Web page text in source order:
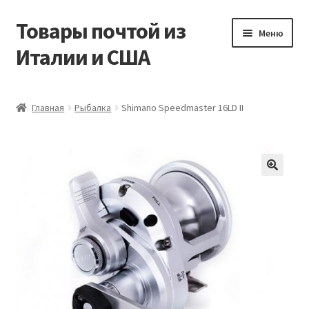
Перейти
навигации
Перейти
содержимому
Товары почтой из
Италии и США
Меню
Мой аккаунт
Оформление заказа
Главная Рыбалка Shimano Speedmaster 16LD II